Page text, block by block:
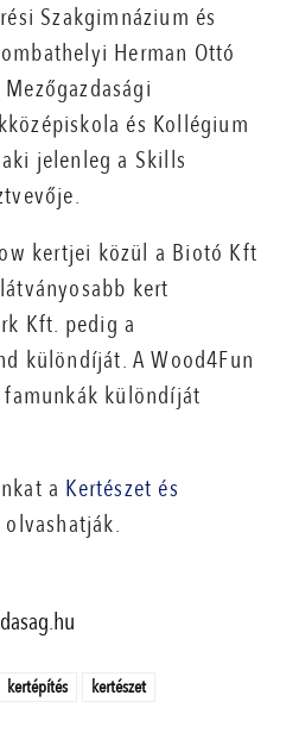
Szakgimnázium és
Herman Ottó
és Kollégium
jelenleg a Skills
kertjei közül a Biotó Kft
kert
Kft. pedig a
különdíját. A Wood4Fun
különdíját
a Kertészet és
kertépítés kertészet